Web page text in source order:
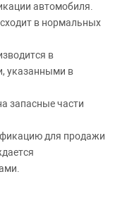
автомобиля.
в нормальных
в
указанными в
запасные части
для продажи